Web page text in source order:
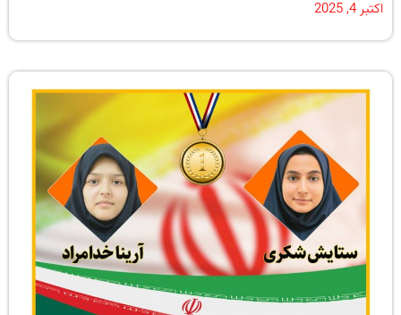
اکتبر 4, 2025